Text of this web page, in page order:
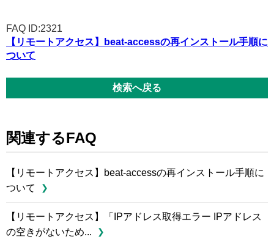
FAQ ID:2321
【リモートアクセス】beat-accessの再インストール手順に
ついて
検索へ戻る
関連するFAQ
【リモートアクセス】beat-accessの再インストール手順に
ついて
【リモートアクセス】「IPアドレス取得エラー IPアドレス
の空きがないため...